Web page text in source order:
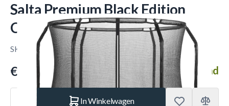
Salta Premium Black Edition
Combo 305 cm
SKU: SALTA.554 Merk: Salta
€ 499.– Op voorraad
In Winkelwagen